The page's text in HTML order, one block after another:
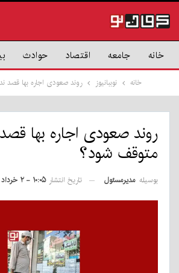
خانه جامعه اقتصاد حوادث
خانه نوببانیوز روند صعودی اجاره بها قصد
روند صعودی اجاره بها قصد
متوقف شود؟
بوسیله مدیرمسئول تاریخ انتشار ۱۰:۰۵ - ۲ خرداد ۱۴۰۲